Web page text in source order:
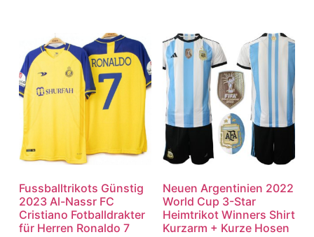
Fussballtrikots Günstig
2023 Al-Nassr FC
Cristiano Fotballdrakter
für Herren Ronaldo 7
Neuen Argentinien 2022
World Cup 3-Star
Heimtrikot Winners Shirt
Kurzarm + Kurze Hosen